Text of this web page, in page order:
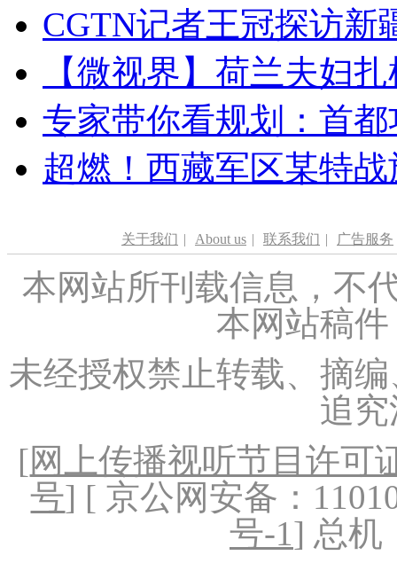
CGTN记者王冠探访新
【微视界】荷兰夫妇
专家带你看规划：首
超燃！西藏军区某特
关于我们 | About us | 联系我们 | 广告服务
本网站所刊载信息，不
本网站稿
未经授权禁止转载、摘
追
[网上传播视听节目许可
号] [ 京公网安备：
号-1] 总机